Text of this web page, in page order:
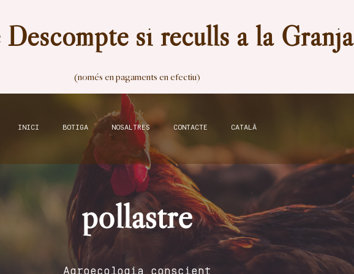
Descompte si reculls a la Granja
(només en pagaments en efectiu)
INICI BOTIGA NOSALTRES CONTACTE CATALÀ
pollastre